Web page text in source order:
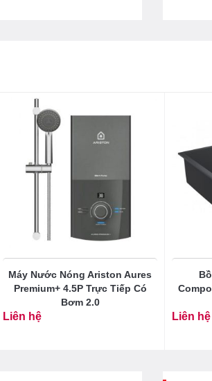
Máy Nước Nóng Ariston Aures
Premium+ 4.5P Trực Tiếp Có
Bơm 2.0
Liên hệ Liên hệ